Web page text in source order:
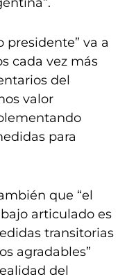
presidente” va a
cada vez más
del
valor
para
que “el
articulado es
transitorias
agradables”
del